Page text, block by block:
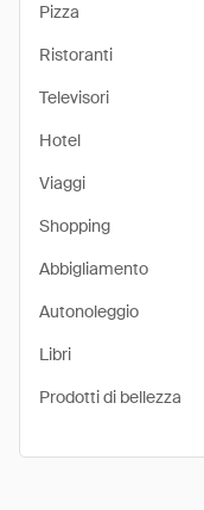
Pizza
Ristoranti
Televisori
Hotel
Viaggi
Shopping
Abbigliamento
Autonoleggio
Libri
Prodotti di bellezza